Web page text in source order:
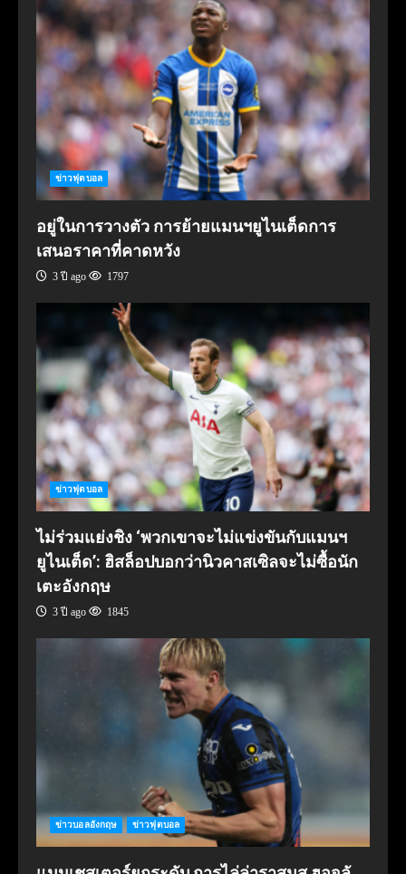
ข่าวฟุตบอล
อยู่ในการวางตัว การย้ายแมนฯยูไนเต็ดการ
เสนอราคาที่คาดหวัง
3 ปี ago 1797
ข่าวฟุตบอล
ไม่ร่วมแย่งชิง ‘พวกเขาจะไม่แข่งขันกับแมนฯ
ยูไนเต็ด’: ฮิสล็อปบอกว่านิวคาสเซิลจะไม่ซื้อนัก
เตะอังกฤษ
3 ปี ago 1845
ข่าวบอลอังกฤษ ข่าวฟุตบอล